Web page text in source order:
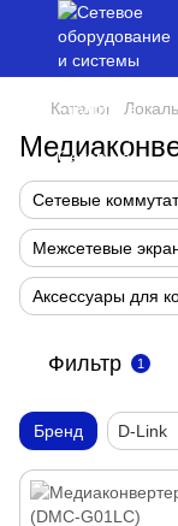
Каталог
Сетевые
Межсетевые
Аксессуары для
Фильтр 1
Бренд D-Link